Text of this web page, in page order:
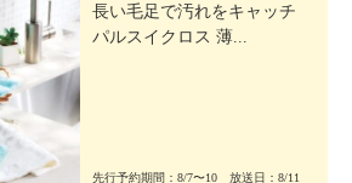
長い毛足で汚れをキャッチ
パルスイクロス 薄...
先行予約期間：8/7〜10 放送日：8/11